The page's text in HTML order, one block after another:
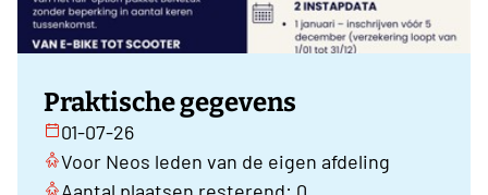
Praktische gegevens
01-07-26
Voor Neos leden van de eigen afdeling